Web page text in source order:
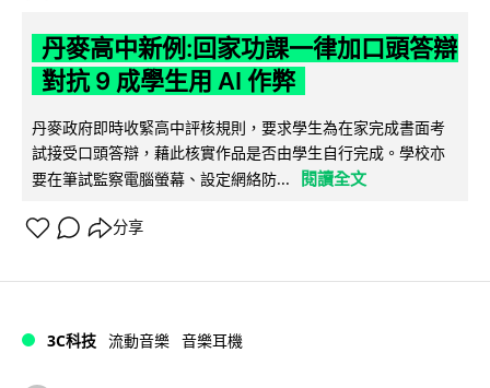
丹麥高中新例:回家功課一律加口頭答辯
對抗 9 成學生用 AI 作弊
丹麥政府即時收緊高中評核規則，要求學生為在家完成書面考
試接受口頭答辯，藉此核實作品是否由學生自行完成。學校亦
要在筆試監察電腦螢幕、設定網絡防...
閱讀全文
分享
3C科技 流動音樂 音樂耳機